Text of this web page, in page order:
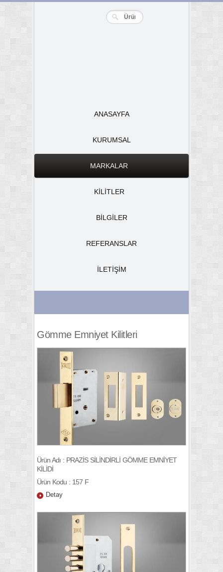
ANASAYFA
KURUMSAL
MARKALAR
KİLİTLER
BİLGİLER
REFERANSLAR
İLETİŞİM
Gömme Emniyet Kilitleri
Ürün Adı : PRAZİS SİLİNDİRLİ GÖMME EMNİYET
KİLİDİ
Ürün Kodu : 157 F
Detay